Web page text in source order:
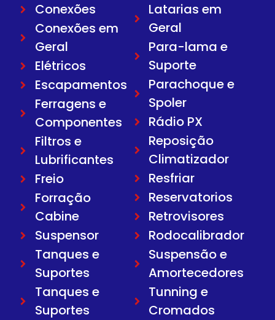
Conexões
Conexões em
Geral
Elétricos
Escapamentos
Ferragens e
Componentes
Filtros e
Lubrificantes
Freio
Forração
Cabine
Suspensor
Tanques e
Suportes
Tanques e
Suportes
Latarias em
Geral
Para-lama e
Suporte
Parachoque e
Spoler
Rádio PX
Reposição
Climatizador
Resfriar
Reservatorios
Retrovisores
Rodocalibrador
Suspensão e
Amortecedores
Tunning e
Cromados